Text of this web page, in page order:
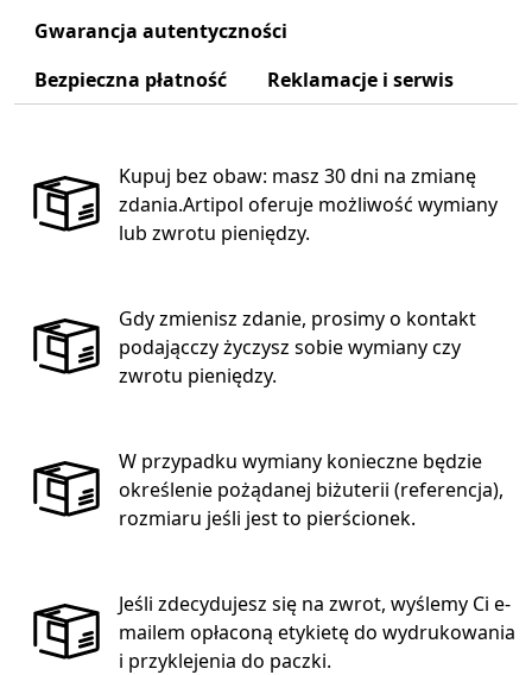
Gwarancja autentyczności
Bezpieczna płatność
Reklamacje i serwis
Kupuj bez obaw: masz 30 dni na zmianę
zdania.Artipol oferuje możliwość wymiany
lub zwrotu pieniędzy.
Gdy zmienisz zdanie, prosimy o kontakt
podającczy życzysz sobie wymiany czy
zwrotu pieniędzy.
W przypadku wymiany konieczne będzie
określenie pożądanej biżuterii (referencja),
rozmiaru jeśli jest to pierścionek.
Jeśli zdecydujesz się na zwrot, wyślemy Ci e-
mailem opłaconą etykietę do wydrukowania
i przyklejenia do paczki.